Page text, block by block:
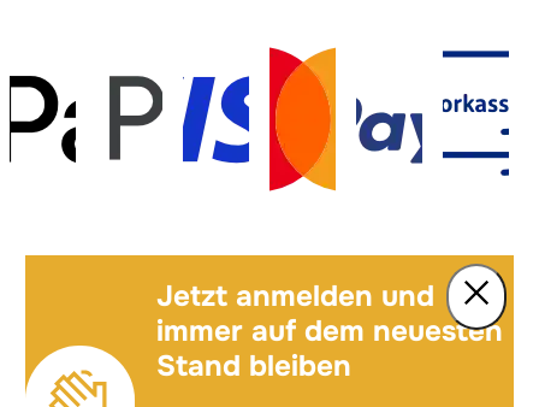
Jetzt anmelden und
immer auf dem neuesten
Stand bleiben